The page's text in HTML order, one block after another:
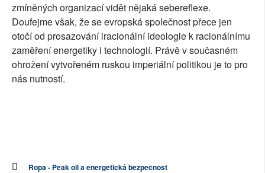
zmíněných organizací vidět nějaká sebereflexe.
Doufejme však, že se evropská společnost přece jen
otočí od prosazování iracionální ideologie k racionálnímu
zaměření energetiky i technologií. Právě v současném
ohrožení vytvořeném ruskou imperiální politikou je to pro
nás nutností.
Ropa - Peak oil a energetická bezpečnost